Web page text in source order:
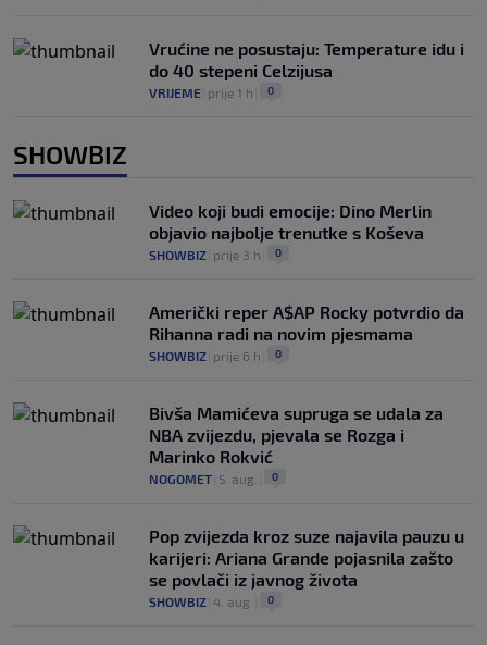
Vrućine ne posustaju: Temperature idu i
do 40 stepeni Celzijusa
VRIJEME prije 1 h 0
SHOWBIZ
Video koji budi emocije: Dino Merlin
objavio najbolje trenutke s Koševa
SHOWBIZ prije 3 h 0
Američki reper A$AP Rocky potvrdio da
Rihanna radi na novim pjesmama
SHOWBIZ prije 6 h 0
Bivša Mamićeva supruga se udala za
NBA zvijezdu, pjevala se Rozga i
Marinko Rokvić
NOGOMET 5. aug. 0
Pop zvijezda kroz suze najavila pauzu u
karijeri: Ariana Grande pojasnila zašto
se povlači iz javnog života
SHOWBIZ 4. aug. 0